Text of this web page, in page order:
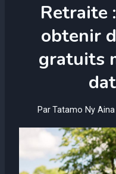
Retraite
obtenir
gratuits
ParTatamo Ny Aina